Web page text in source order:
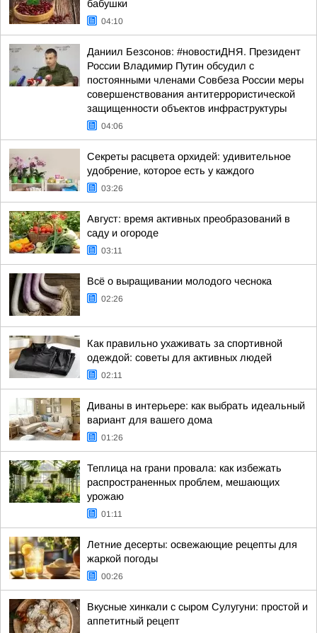
бабушки
04:10
Даниил Безсонов: #новостиДНЯ. Президент
России Владимир Путин обсудил с
постоянными членами Совбеза России меры
совершенствования антитеррористической
защищенности объектов инфраструктуры
04:06
Секреты расцвета орхидей: удивительное
удобрение, которое есть у каждого
03:26
Август: время активных преобразований в
саду и огороде
03:11
Всё о выращивании молодого чеснока
02:26
Как правильно ухаживать за спортивной
одеждой: советы для активных людей
02:11
Диваны в интерьере: как выбрать идеальный
вариант для вашего дома
01:26
Теплица на грани провала: как избежать
распространенных проблем, мешающих
урожаю
01:11
Летние десерты: освежающие рецепты для
жаркой погоды
00:26
Вкусные хинкали с сыром Сулугуни: простой и
аппетитный рецепт